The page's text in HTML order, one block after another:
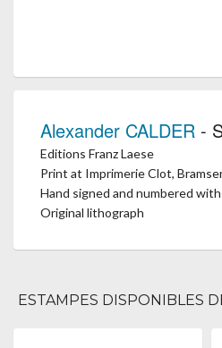
Alexander CALDER -
Editions Franz Laese
Print at Imprimerie Clot,
Hand signed and numbered
Original lithograph
ESTAMPES DISPONIBLES